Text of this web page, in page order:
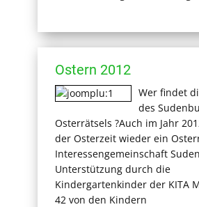
Ostern 2012
Wer findet
des
Osterrätsels ?Auch im Jahr
der Osterzeit wieder ein
Interessengemeinschaft
Unterstützung durch die
Kindergartenkinder der KITA
42 von den Kindern